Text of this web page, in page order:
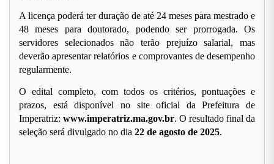
A licença poderá ter duração de até 24 meses para mestrado e
48 meses para doutorado, podendo ser prorrogada. Os
servidores selecionados não terão prejuízo salarial, mas
deverão apresentar relatórios e comprovantes de desempenho
regularmente.
O edital completo, com todos os critérios, pontuações e
prazos, está disponível no site oficial da Prefeitura de
Imperatriz: www.imperatriz.ma.gov.br. O resultado final da
seleção será divulgado no dia 22 de agosto de 2025.